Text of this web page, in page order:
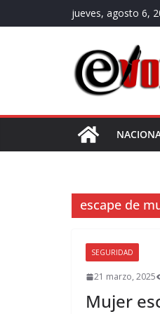
al
jueves, agosto 6,
escape de
SEGURIDAD
21 marzo, 2025
Mujer